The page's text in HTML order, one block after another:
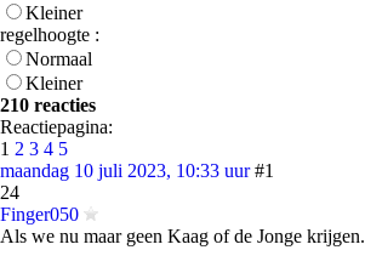
Kleiner
regelhoogte :
Normaal
Kleiner
210 reacties
Reactiepagina:
1 2 3 4 5
maandag 10 juli 2023, 10:33 uur #1
24
Finger050
Als we nu maar geen Kaag of de Jonge krijgen.